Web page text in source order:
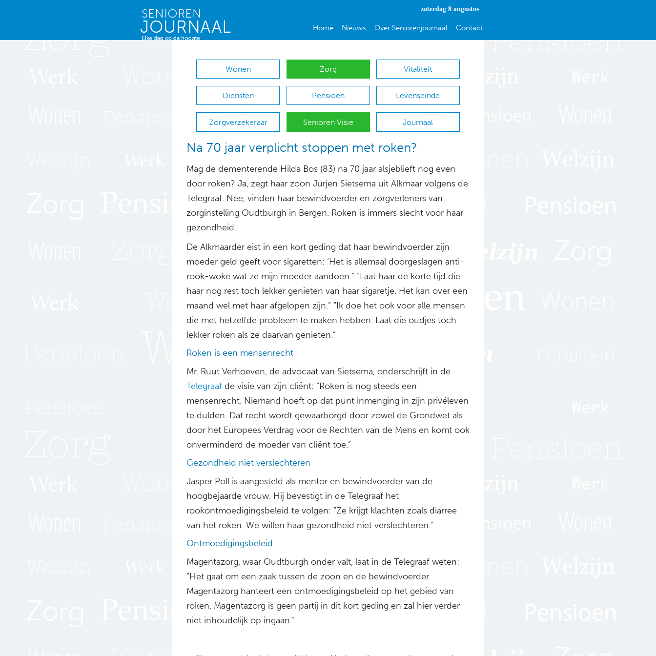
zaterdag 8 augustus
Home Nieuws Over Seniorenjournaal Contact
Wonen Zorg Vitaliteit
Diensten Pensioen Levenseinde
Zorgverzekeraar Senioren Visie Journaal
Na 70 jaar verplicht stoppen met roken?
Mag de dementerende Hilda Bos (83) na 70 jaar alsjeblieft nog even
door roken? Ja, zegt haar zoon Jurjen Sietsema uit Alkmaar volgens de
Telegraaf. Nee, vinden haar bewindvoerder en zorgverleners van
zorginstelling Oudtburgh in Bergen. Roken is immers slecht voor haar
gezondheid.
De Alkmaarder eist in een kort geding dat haar bewindvoerder zijn
moeder geld geeft voor sigaretten: ‘Het is allemaal doorgeslagen anti-
rook-woke wat ze mijn moeder aandoen.” “Laat haar de korte tijd die
haar nog rest toch lekker genieten van haar sigaretje. Het kan over een
maand wel met haar afgelopen zijn.” “Ik doe het ook voor alle mensen
die met hetzelfde probleem te maken hebben. Laat die oudjes toch
lekker roken als ze daarvan genieten.”
Roken is een mensenrecht
Mr. Ruut Verhoeven, de advocaat van Sietsema, onderschrijft in de
Telegraaf de visie van zijn cliënt: “Roken is nog steeds een
mensenrecht. Niemand hoeft op dat punt inmenging in zijn privéleven
te dulden. Dat recht wordt gewaarborgd door zowel de Grondwet als
door het Europees Verdrag voor de Rechten van de Mens en komt ook
onverminderd de moeder van cliënt toe.”
Gezondheid niet verslechteren
Jasper Poll is aangesteld als mentor en bewindvoerder van de
hoogbejaarde vrouw. Hij bevestigt in de Telegraaf het
rookontmoedigingsbeleid te volgen: “Ze krijgt klachten zoals diarree
van het roken. We willen haar gezondheid niet verslechteren.”
Ontmoedigingsbeleid
Magentazorg, waar Oudtburgh onder valt, laat in de Telegraaf weten:
“Het gaat om een zaak tussen de zoon en de bewindvoerder.
Magentazorg hanteert een ontmoedigingsbeleid op het gebied van
roken. Magentazorg is geen partij in dit kort geding en zal hier verder
niet inhoudelijk op ingaan.”